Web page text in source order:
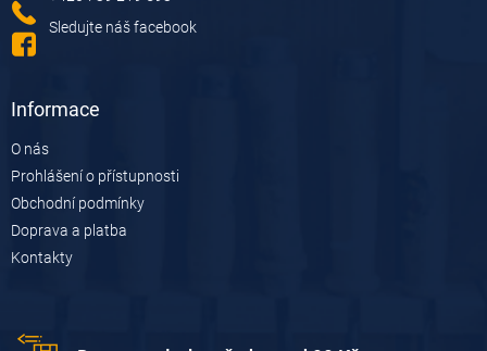
Sledujte náš facebook
Informace
O nás
Prohlášení o přístupnosti
Obchodní podmínky
Doprava a platba
Kontakty